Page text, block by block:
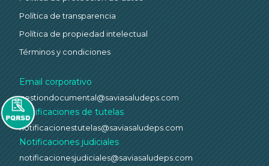
Política de transparencia
Política de propiedad intelectual
Términos y condiciones
Email corporativo
gestiondocumental@saviasaludeps.com
Notificaciones de tutelas
notificacionestutelas@saviasaludeps.com
Notificaciones judiciales
notificacionesjudiciales@saviasaludeps.com